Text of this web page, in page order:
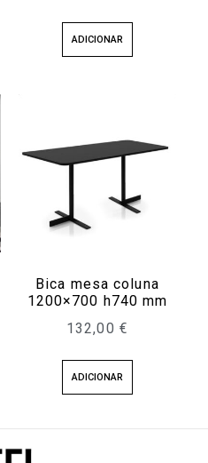
ADICIONAR
Bica mesa coluna
1200×700 h740 mm
132,00 €
ADICIONAR